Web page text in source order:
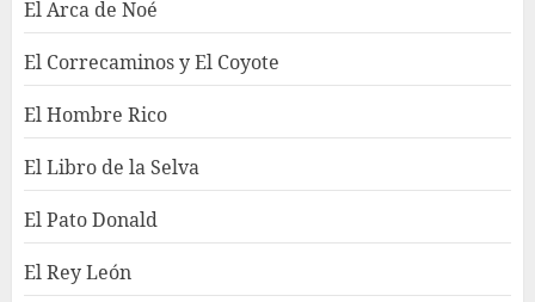
El Arca de Noé
El Correcaminos y El Coyote
El Hombre Rico
El Libro de la Selva
El Pato Donald
El Rey León